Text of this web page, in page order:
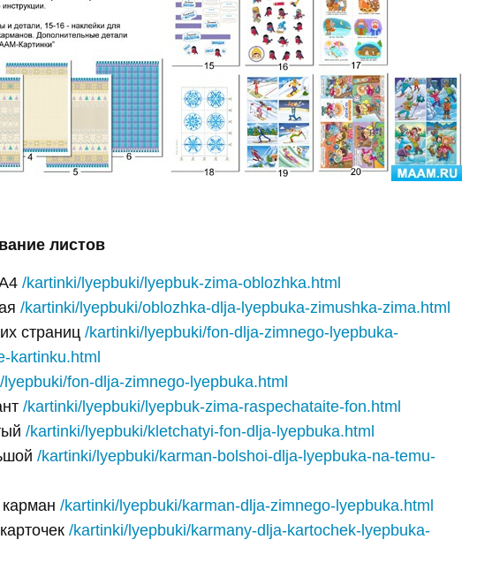
листов
/kartinki/lyepbuki/lyepbuk-zima-oblozhka.html
/kartinki/lyepbuki/oblozhka-dlja-lyepbuka-zimushka-zima.html
страниц /kartinki/lyepbuki/fon-dlja-zimnego-lyepbuka-
kartinku.html
fon-dlja-zimnego-lyepbuka.html
/kartinki/lyepbuki/lyepbuk-zima-raspechataite-fon.html
/kartinki/lyepbuki/kletchatyi-fon-dlja-lyepbuka.html
/kartinki/lyepbuki/karman-bolshoi-dlja-lyepbuka-na-temu-
/kartinki/lyepbuki/karman-dlja-zimnego-lyepbuka.html
/kartinki/lyepbuki/karmany-dlja-kartochek-lyepbuka-